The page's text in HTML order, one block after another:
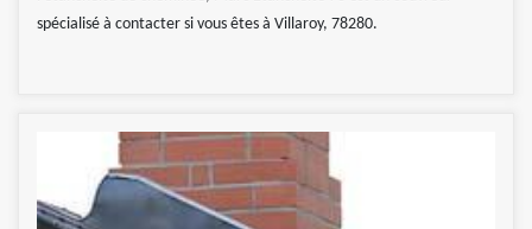
spécialisé à contacter si vous êtes à Villaroy, 78280.